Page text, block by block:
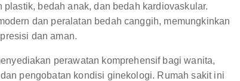
bedah anak, dan bedah kardiovaskular.
dan peralatan bedah canggih, memungkinkan
dan aman.
perawatan komprehensif bagi wanita,
pengobatan kondisi ginekologi. Rumah sakit ini